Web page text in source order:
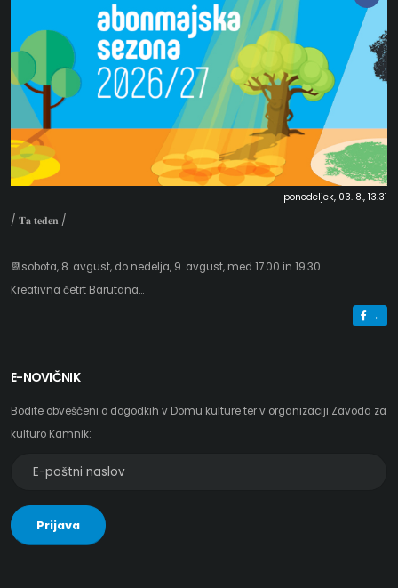
ponedeljek, 03. 8., 13.31
/ 𝐓𝐚 𝐭𝐞𝐝𝐞𝐧 /
📆sobota, 8. avgust, do nedelja, 9. avgust, med 17.00 in 19.30
Kreativna četrt Barutana...
→
E-NOVIČNIK
Bodite obveščeni o dogodkih v Domu kulture ter v organizaciji Zavoda za
kulturo Kamnik:
naslov
za
Prijava